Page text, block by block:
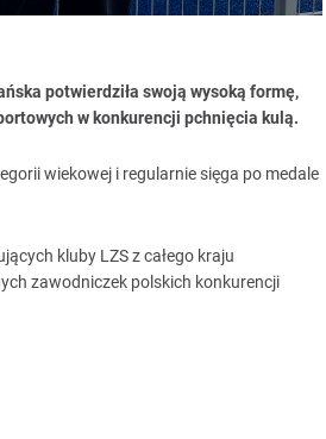
potwierdziła swoją wysoką formę,
w konkurencji pchnięcia kulą.
wiekowej i regularnie sięga po medale
kluby LZS z całego kraju
zawodniczek polskich konkurencji